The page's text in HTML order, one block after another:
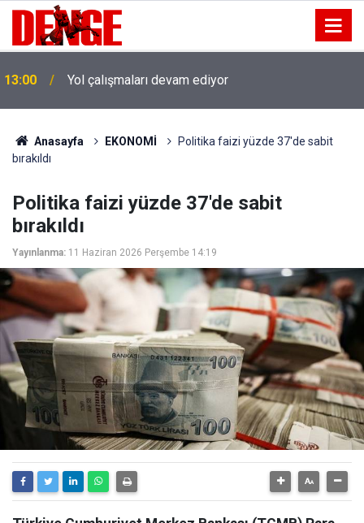
13:00 Yol çalışmaları devam ediyor
Anasayfa EKONOMİ
Politika faizi yüzde 37'de sabit
bırakıldı
Politika faizi yüzde 37'de sabit
bırakıldı
Yayınlanma: 11 Haziran 2026 Perşembe 14:19